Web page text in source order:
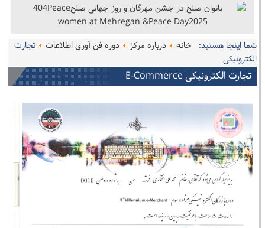
شما اینجا هستید: خانه درباره مرکز دوره فن آوری اطلاعات
تجارت
الکترونیکی
تجارت الکترونیکی E-Commerce